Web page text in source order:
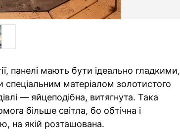
панелі мають бути ідеально гладкими,
матеріалом золотистого
— яйцеподібна, витягнута. Така
більше світла, бо обтічна і
на якій розташована.